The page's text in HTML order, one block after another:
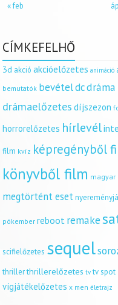
« feb
CÍMKEFELHŐ
3d akció akcióelőzetes animáció
bemutatók bevételdcdráma
drámaelőzetes díjszezon
horrorelőzetes hírlevél
film kvíz képregényből
könyvből film magyar
megtörtént eset
pókember reboot remake
scifielőzetes sequel
thrillerthrillerelőzetes tv tv spot
vígjátékelőzetes x men életrajz